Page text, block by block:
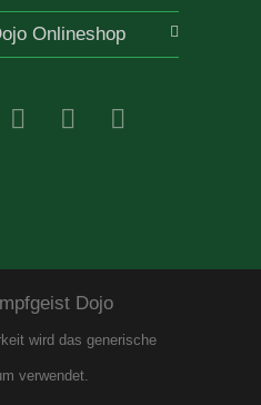
Onlineshop
Dojo
wird das generische
verwendet.